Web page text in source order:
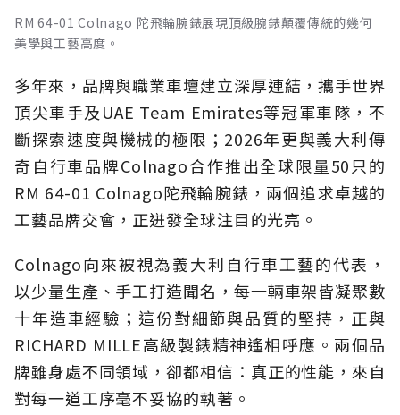
RM 64-01 Colnago 陀飛輪腕錶展現頂級腕錶顛覆傳統的幾何
美學與工藝高度。
多年來，品牌與職業車壇建立深厚連結，攜手世界
頂尖車手及UAE Team Emirates等冠軍車隊，不
斷探索速度與機械的極限；2026年更與義大利傳
奇自行車品牌Colnago合作推出全球限量50只的
RM 64-01 Colnago陀飛輪腕錶，兩個追求卓越的
工藝品牌交會，正迸發全球注目的光亮。
Colnago向來被視為義大利自行車工藝的代表，
以少量生產、手工打造聞名，每一輛車架皆凝聚數
十年造車經驗；這份對細節與品質的堅持，正與
RICHARD MILLE高級製錶精神遙相呼應。兩個品
牌雖身處不同領域，卻都相信：真正的性能，來自
對每一道工序毫不妥協的執著。